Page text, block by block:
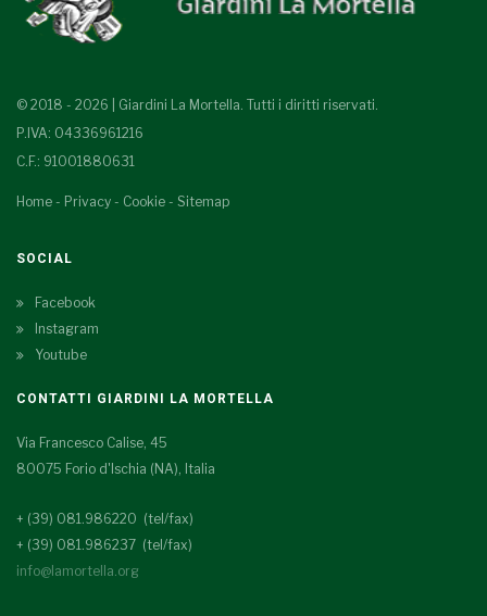
© 2018 - 2026 | Giardini La Mortella. Tutti i diritti riservati.
P.IVA: 04336961216
C.F.: 91001880631
Home - Privacy - Cookie - Sitemap
SOCIAL
Facebook
Instagram
Youtube
CONTATTI GIARDINI LA MORTELLA
Via Francesco Calise, 45
80075 Forio d'Ischia (NA), Italia
+ (39) 081.986220 (tel/fax)
+ (39) 081.986237 (tel/fax)
info@lamortella.org